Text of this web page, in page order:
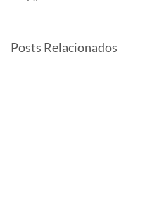
Posts Relacionados